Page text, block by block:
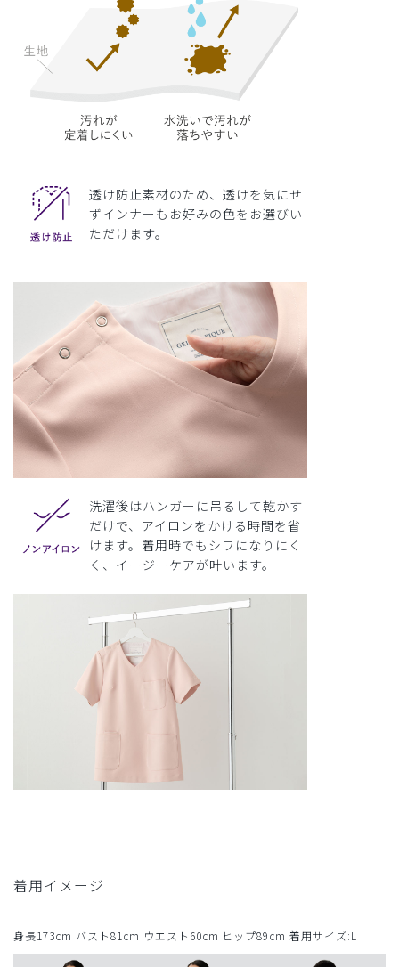
透け防止素材のため、透けを気にせ
ずインナーもお好みの色をお選びい
ただけます。
洗濯後はハンガーに吊るして乾かす
だけで、アイロンをかける時間を省
けます。着用時でもシワになりにく
く、イージーケアが叶います。
着用イメージ
身長173cm バスト81cm ウエスト60cm ヒップ89cm 着用サイズ:L